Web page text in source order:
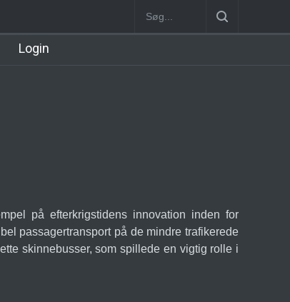
Lyngby Station [1863-1891]
Login
på efterkrigstidens innovation inden for
passagertransport på de mindre trafikerede
skinnebusser, som spillede en vigtig rolle i